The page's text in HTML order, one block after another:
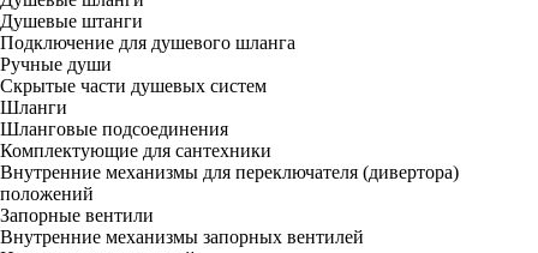
Душевые штанги
Подключение для душевого шланга
Ручные души
Скрытые части душевых систем
Шланги
Шланговые подсоединения
Комплектующие для сантехники
Внутренние механизмы для переключателя (дивертора)
положений
Запорные вентили
Внутренние механизмы запорных вентилей